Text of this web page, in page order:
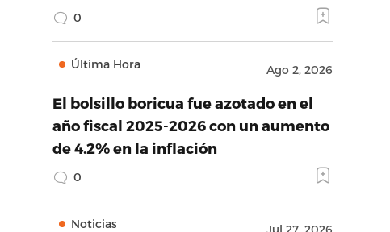
0
Última Hora Ago 2, 2026
El bolsillo boricua fue azotado en el
año fiscal 2025-2026 con un aumento
de 4.2% en la inflación
0
Noticias Jul 27, 2026